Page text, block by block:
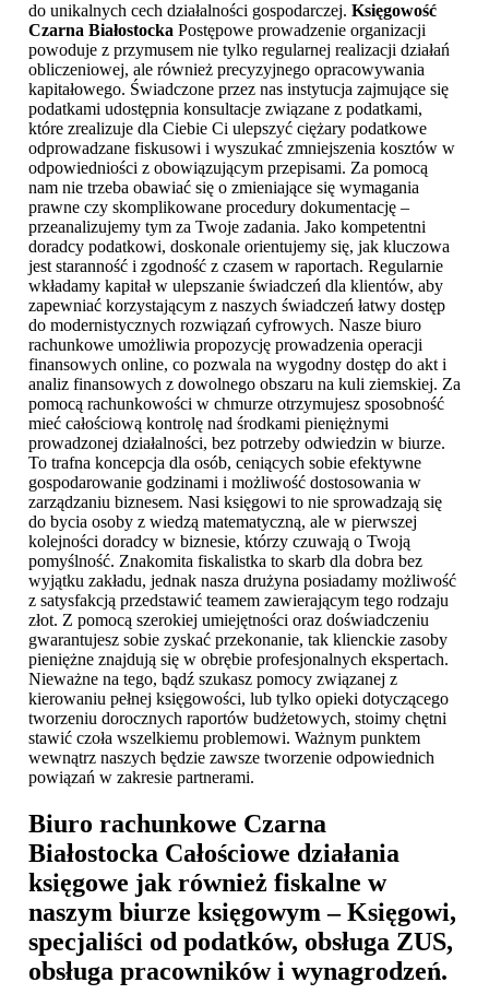
do unikalnych cech działalności gospodarczej. Księgowość
Czarna Białostocka Postępowe prowadzenie organizacji
powoduje z przymusem nie tylko regularnej realizacji działań
obliczeniowej, ale również precyzyjnego opracowywania
kapitałowego. Świadczone przez nas instytucja zajmujące się
podatkami udostępnia konsultacje związane z podatkami,
które zrealizuje dla Ciebie Ci ulepszyć ciężary podatkowe
odprowadzane fiskusowi i wyszukać zmniejszenia kosztów w
odpowiedniości z obowiązującym przepisami. Za pomocą
nam nie trzeba obawiać się o zmieniające się wymagania
prawne czy skomplikowane procedury dokumentację –
przeanalizujemy tym za Twoje zadania. Jako kompetentni
doradcy podatkowi, doskonale orientujemy się, jak kluczowa
jest staranność i zgodność z czasem w raportach. Regularnie
wkładamy kapitał w ulepszanie świadczeń dla klientów, aby
zapewniać korzystającym z naszych świadczeń łatwy dostęp
do modernistycznych rozwiązań cyfrowych. Nasze biuro
rachunkowe umożliwia propozycję prowadzenia operacji
finansowych online, co pozwala na wygodny dostęp do akt i
analiz finansowych z dowolnego obszaru na kuli ziemskiej. Za
pomocą rachunkowości w chmurze otrzymujesz sposobność
mieć całościową kontrolę nad środkami pieniężnymi
prowadzonej działalności, bez potrzeby odwiedzin w biurze.
To trafna koncepcja dla osób, ceniących sobie efektywne
gospodarowanie godzinami i możliwość dostosowania w
zarządzaniu biznesem. Nasi księgowi to nie sprowadzają się
do bycia osoby z wiedzą matematyczną, ale w pierwszej
kolejności doradcy w biznesie, którzy czuwają o Twoją
pomyślność. Znakomita fiskalistka to skarb dla dobra bez
wyjątku zakładu, jednak nasza drużyna posiadamy możliwość
z satysfakcją przedstawić teamem zawierającym tego rodzaju
złot. Z pomocą szerokiej umiejętności oraz doświadczeniu
gwarantujesz sobie zyskać przekonanie, tak klienckie zasoby
pieniężne znajdują się w obrębie profesjonalnych ekspertach.
Nieważne na tego, bądź szukasz pomocy związanej z
kierowaniu pełnej księgowości, lub tylko opieki dotyczącego
tworzeniu dorocznych raportów budżetowych, stoimy chętni
stawić czoła wszelkiemu problemowi. Ważnym punktem
wewnątrz naszych będzie zawsze tworzenie odpowiednich
powiązań w zakresie partnerami.
Biuro rachunkowe Czarna
Białostocka Całościowe działania
księgowe jak również fiskalne w
naszym biurze księgowym – Księgowi,
specjaliści od podatków, obsługa ZUS,
obsługa pracowników i wynagrodzeń.